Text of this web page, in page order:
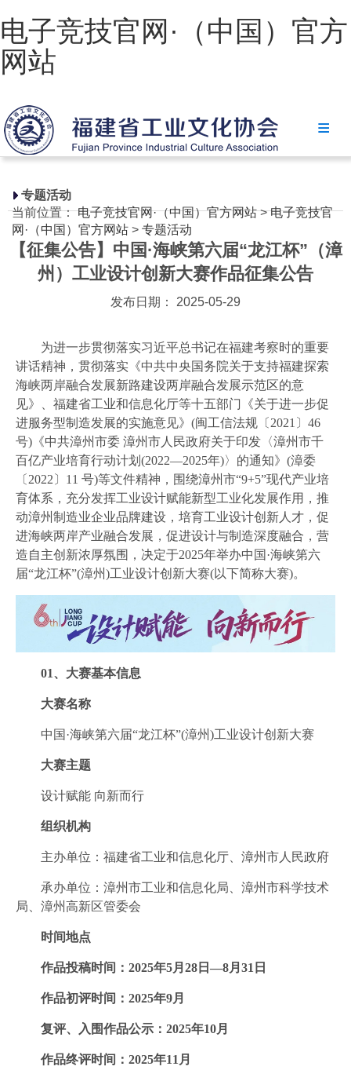
电子竞技官网·（中国）官方
网站
电子竞技官网·（中国）官方网站
协会简介
电子竞技官网·（中国）官方网站
省级政策
工业视频
会员风采
协会月刊
电子竞技官网·（中国）官方网站
加入我们
专题活动
当前位置：电子竞技官网·（中国）官方网站>电子竞技官
网·（中国）官方网站 > 专题活动
【征集公告】中国·海峡第六届“龙江杯”（漳
州）工业设计创新大赛作品征集公告
发布日期： 2025-05-29
为进一步贯彻落实习近平总书记在福建考察时的重要
讲话精神，贯彻落实《中共中央国务院关于支持福建探索
海峡两岸融合发展新路建设两岸融合发展示范区的意
见》、福建省工业和信息化厅等十五部门《关于进一步促
进服务型制造发展的实施意见》(闽工信法规〔2021〕46
号)《中共漳州市委 漳州市人民政府关于印发〈漳州市千
百亿产业培育行动计划(2022—2025年)〉的通知》(漳委
〔2022〕11 号)等文件精神，围绕漳州市“9+5”现代产业培
育体系，充分发挥工业设计赋能新型工业化发展作用，推
动漳州制造业企业品牌建设，培育工业设计创新人才，促
进海峡两岸产业融合发展，促进设计与制造深度融合，营
造自主创新浓厚氛围，决定于2025年举办中国·海峡第六
届“龙江杯”(漳州)工业设计创新大赛(以下简称大赛)。
01、 大赛基本信息
大赛名称
中国·海峡第六届“龙江杯”(漳州)工业设计创新大赛
大赛主题
设计赋能 向新而行
组织机构
主办单位：福建省工业和信息化厅、漳州市人民政府
承办单位：漳州市工业和信息化局、漳州市科学技术
局、漳州高新区管委会
时间地点
作品投稿时间：2025年5月28日—8月31日
作品初评时间：2025年9月
复评、入围作品公示：2025年10月
作品终评时间：2025年11月